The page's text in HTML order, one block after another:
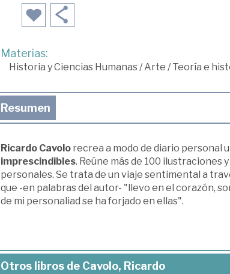
Materias:
Historia y Ciencias Humanas/Arte /Teoría e
Resumen
Ricardo Cavolorecrea a modo de diario personal
imprescindibles. Reúne más de 100 ilustraciones
personales. Se trata de un viaje sentimental a
que -en palabras del autor- "llevo en el corazón,
de mi personaliad se ha forjado en ellas".
Otros libros de Cavolo, Ricardo